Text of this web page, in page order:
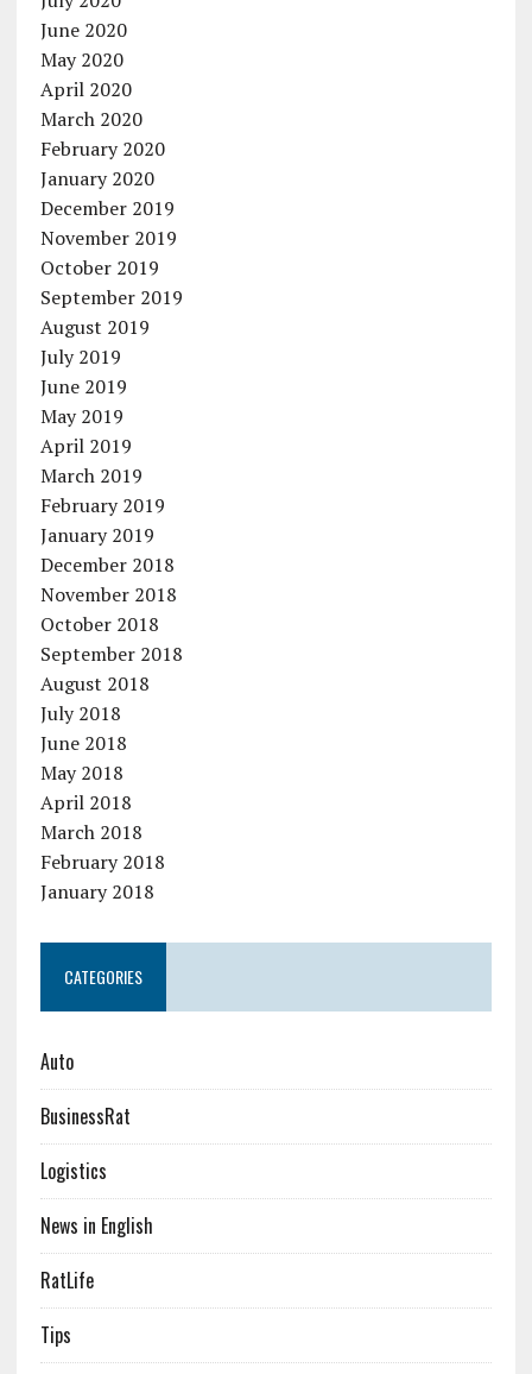
June 2020
May 2020
April 2020
March 2020
February 2020
January 2020
December 2019
November 2019
October 2019
September 2019
August 2019
July 2019
June 2019
May 2019
April 2019
March 2019
February 2019
January 2019
December 2018
November 2018
October 2018
September 2018
August 2018
July 2018
June 2018
May 2018
April 2018
March 2018
February 2018
January 2018
CATEGORIES
Auto
BusinessRat
Logistics
News in English
RatLife
Tips